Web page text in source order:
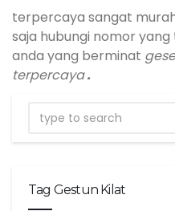
terpercaya sangat
saja hubungi nomor
anda yang berminat
terpercaya.
Tag Gestun Kilat